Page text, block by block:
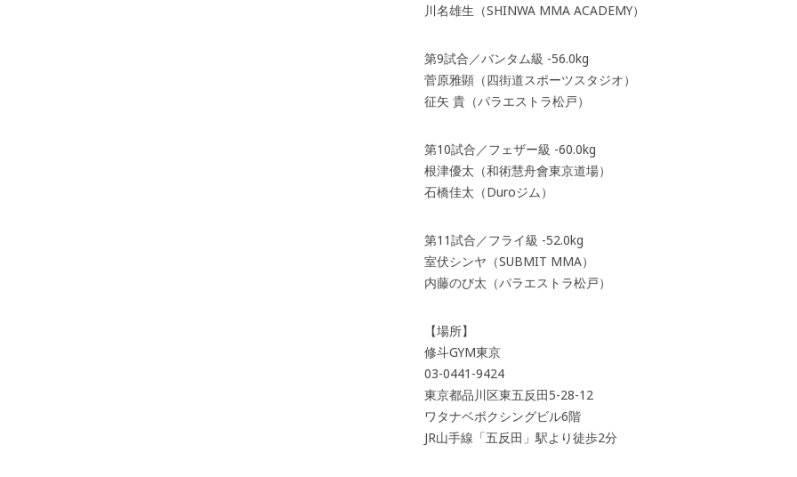
川名雄生（SHINWA MMA ACADEMY）
第9試合／バンタム級 -56.0kg
菅原雅顕（四街道スポーツスタジオ）
征矢 貴（パラエストラ松戸）
第10試合／フェザー級 -60.0kg
根津優太（和術慧舟會東京道場）
石橋佳太（Duroジム）
第11試合／フライ級 -52.0kg
室伏シンヤ（SUBMIT MMA）
内藤のび太（パラエストラ松戸）
【場所】
修斗GYM東京
03-0441-9424
東京都品川区東五反田5-28-12
ワタナベボクシングビル6階
JR山手線「五反田」駅より徒歩2分